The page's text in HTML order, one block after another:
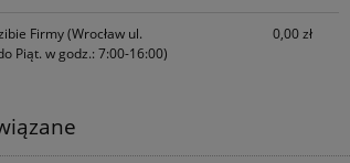
Firmy(Wrocław ul.
Piąt. w godz.: 7:00-16:00)
0,00 zł